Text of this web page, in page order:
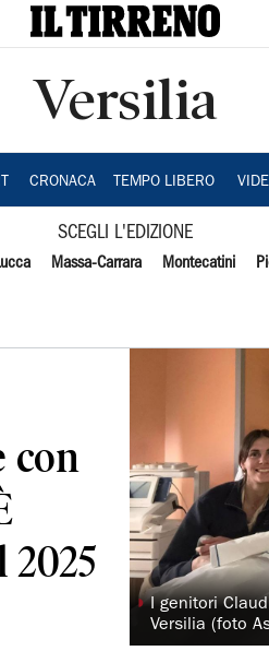
Versilia
CRONACA TEMPO LIBERO
SCEGLI L'EDIZIONE
Massa-Carrara Montecatini
con
2025
◗I genitori
Versilia (foto